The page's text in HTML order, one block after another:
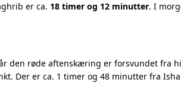
er ca. 18 timer og 12 minutter. I
den røde aftenskæring er forsvundet fra
Der er ca. 1 timer og 48 minutter fra